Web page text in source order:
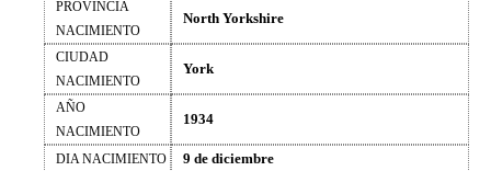
PROVINCIA
NACIMIENTO
North Yorkshire
CIUDAD
NACIMIENTO
York
AÑO
NACIMIENTO
1934
DIA NACIMIENTO 9 de diciembre